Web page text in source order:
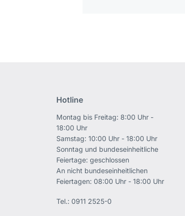
Hotline
Montag bis Freitag: 8:00 Uhr -
18:00 Uhr
Samstag: 10:00 Uhr - 18:00 Uhr
Sonntag und bundeseinheitliche
Feiertage: geschlossen
An nicht bundeseinheitlichen
Feiertagen: 08:00 Uhr - 18:00 Uhr
Tel.: 0911 2525-0